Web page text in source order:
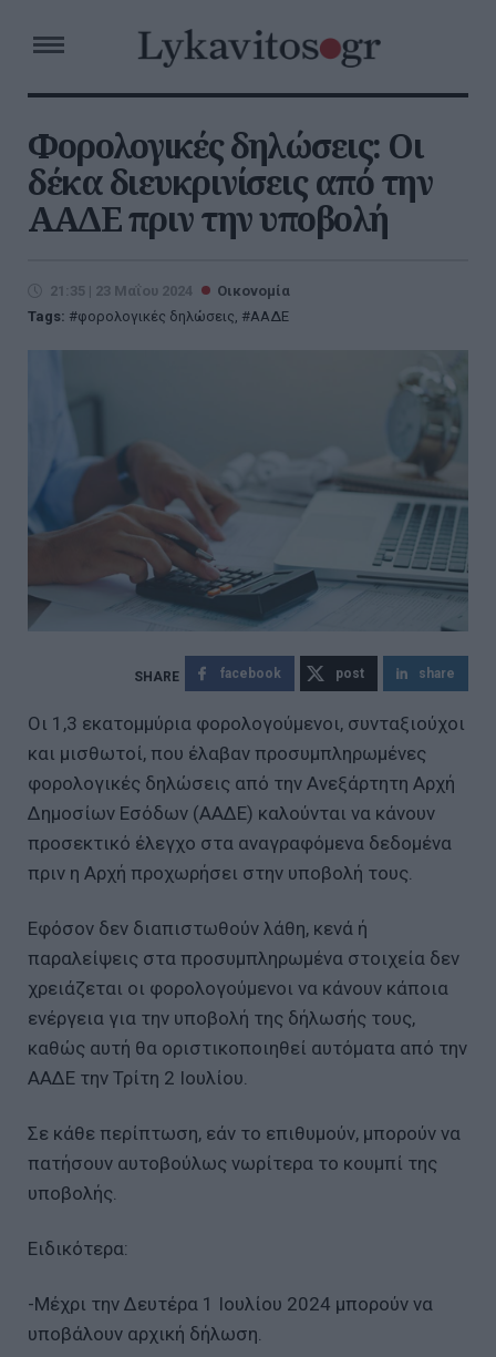
Φορολογικές δηλώσεις: Οι
δέκα διευκρινίσεις από την
ΑΑΔΕ πριν την υποβολή
21:35 | 23 Μαΐου 2024
Οικονομία
Tags:
φορολογικές δηλώσεις, ΑΑΔΕ
facebook post share
Οι 1,3 εκατομμύρια φορολογούμενοι, συνταξιούχοι
και μισθωτοί, που έλαβαν προσυμπληρωμένες
φορολογικές δηλώσεις από την Ανεξάρτητη Αρχή
Δημοσίων Εσόδων (ΑΑΔΕ) καλούνται να κάνουν
προσεκτικό έλεγχο στα αναγραφόμενα δεδομένα
πριν η Αρχή προχωρήσει στην υποβολή τους.
Εφόσον δεν διαπιστωθούν λάθη, κενά ή
παραλείψεις στα προσυμπληρωμένα στοιχεία δεν
χρειάζεται οι φορολογούμενοι να κάνουν κάποια
ενέργεια για την υποβολή της δήλωσής τους,
καθώς αυτή θα οριστικοποιηθεί αυτόματα από την
ΑΑΔΕ την Τρίτη 2 Ιουλίου.
Σε κάθε περίπτωση, εάν το επιθυμούν, μπορούν να
πατήσουν αυτοβούλως νωρίτερα το κουμπί της
υποβολής.
Ειδικότερα:
-Μέχρι την Δευτέρα 1 Ιουλίου 2024 μπορούν να
υποβάλουν αρχική δήλωση.